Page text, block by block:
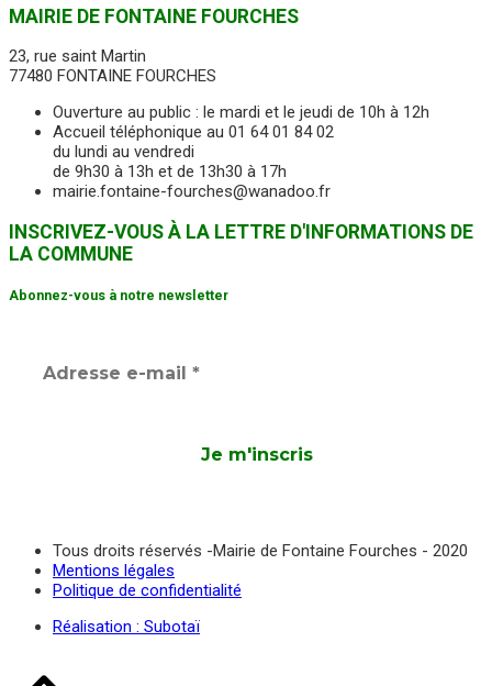
MAIRIE DE FONTAINE FOURCHES
23, rue saint Martin
77480 FONTAINE FOURCHES
Ouverture au public : le mardi et le jeudi de 10h à 12h
Accueil téléphonique au 01 64 01 84 02
du lundi au vendredi
de 9h30 à 13h et de 13h30 à 17h
mairie.fontaine-fourches@wanadoo.fr
INSCRIVEZ-VOUS À LA LETTRE D'INFORMATIONS DE
LA COMMUNE
Abonnez-vous à notre newsletter
Tous droits réservés -Mairie de Fontaine Fourches - 2020
Mentions légales
Politique de confidentialité
Réalisation : Subotaï